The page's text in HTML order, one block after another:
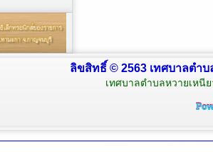
ลิขสิทธิ์ © 2563 เทศบาลตำ
เทศบาลตำบลหวายเหนี